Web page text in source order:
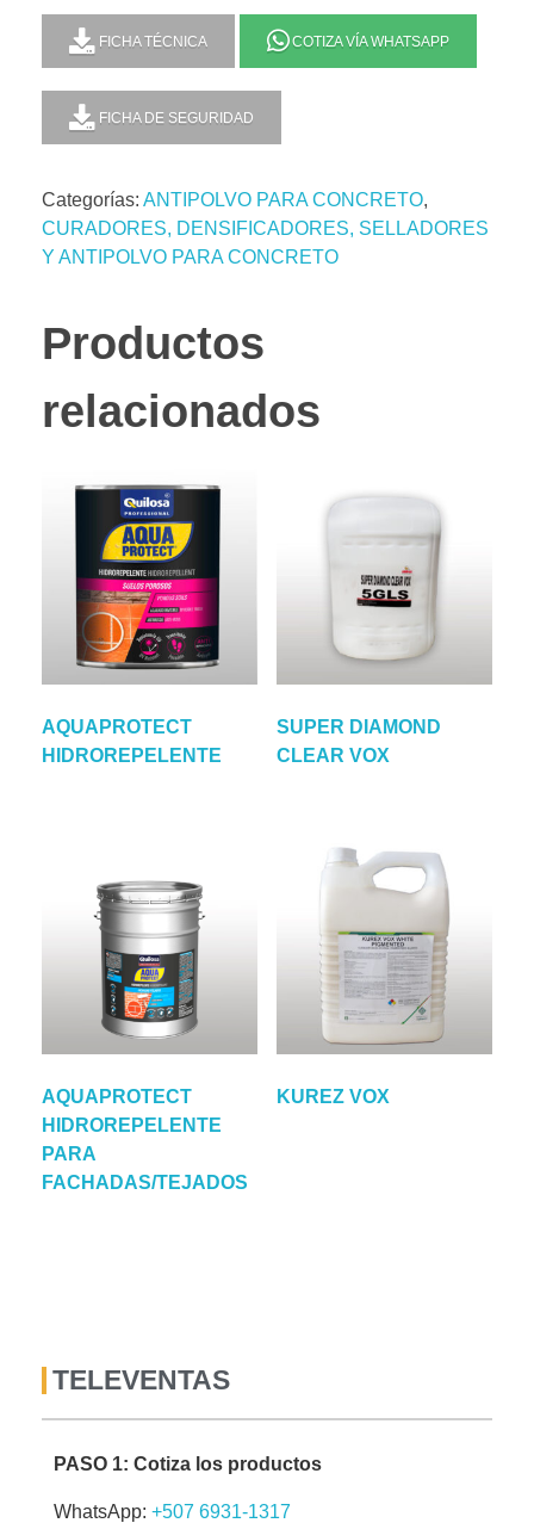
FICHA TÉCNICA COTIZA VÍA WHATSAPP
FICHA DE SEGURIDAD
Categorías: ANTIPOLVO PARA CONCRETO,
CURADORES, DENSIFICADORES, SELLADORES
Y ANTIPOLVO PARA CONCRETO
Productos
relacionados
AQUAPROTECT
HIDROREPELENTE
SUPER DIAMOND
CLEAR VOX
AQUAPROTECT
HIDROREPELENTE
PARA
FACHADAS/TEJADOS
KUREZ VOX
TELEVENTAS
PASO 1: Cotiza los productos
WhatsApp: +507 6931-1317